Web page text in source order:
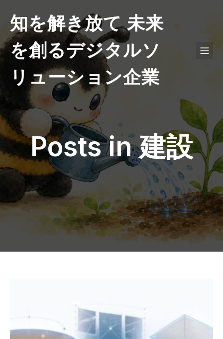
知を解き放て 未来
を創るデジタルソ
リューション企業
Posts in 建設